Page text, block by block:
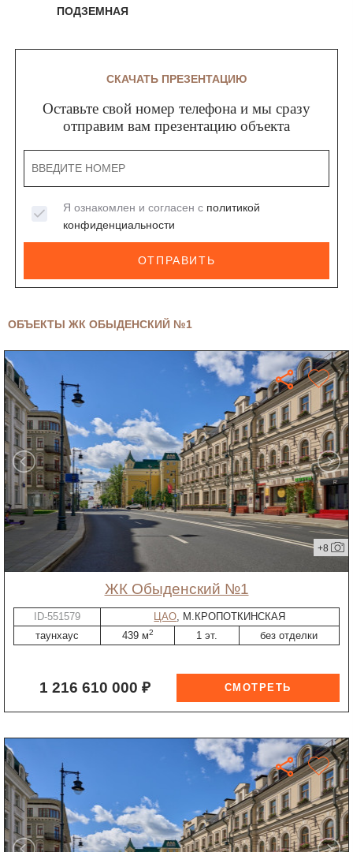
ПОДЗЕМНАЯ
СКАЧАТЬ ПРЕЗЕНТАЦИЮ
Оставьте свой номер телефона и мы сразу
отправим вам презентацию объекта
Я ознакомлен и согласен с политикой
конфиденциальности
ОТПРАВИТЬ
ОБЪЕКТЫ ЖК ОБЫДЕНСКИЙ №1
+8
ЖК Обыденский №1
ID-551579 ЦАО, М.КРОПОТКИНСКАЯ
таунхаус
439 м2 1 эт. без отделки
1 216 610 000 ₽